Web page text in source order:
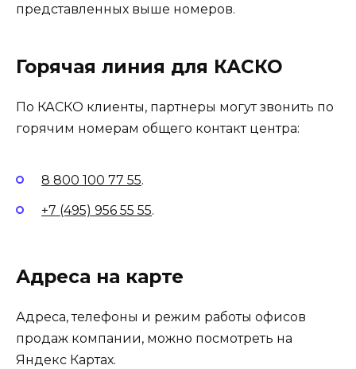
представленных выше номеров.
Горячая линия для КАСКО
По КАСКО клиенты, партнеры могут звонить по
горячим номерам общего контакт центра:
8 800 100 77 55.
+7 (495) 956 55 55.
Адреса на карте
Адреса, телефоны и режим работы офисов
продаж компании, можно посмотреть на
Яндекс Картах.